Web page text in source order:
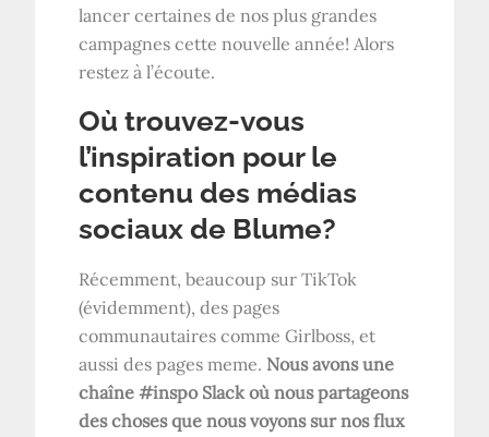
lancer certaines de nos plus grandes
campagnes cette nouvelle année! Alors
restez à l’écoute.
Où trouvez-vous
l’inspiration pour le
contenu des médias
sociaux de Blume?
Récemment, beaucoup sur TikTok
(évidemment), des pages
communautaires comme Girlboss, et
aussi des pages meme. Nous avons une
chaîne #inspo Slack où nous partageons
des choses que nous voyons sur nos flux